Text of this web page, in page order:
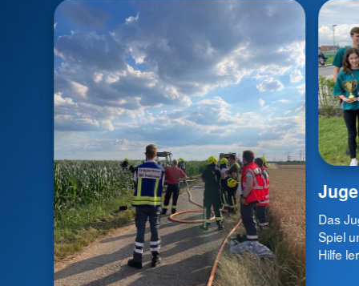
Das
Spiel
Hilfe